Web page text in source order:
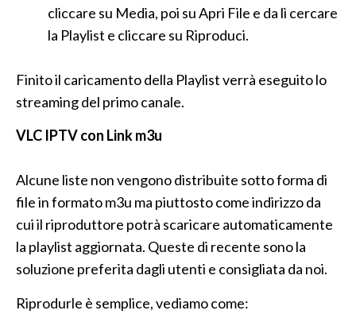
cliccare su Media, poi su Apri File e da lì cercare
la Playlist e cliccare su Riproduci.
Finito il caricamento della Playlist verrà eseguito lo
streaming del primo canale.
VLC IPTV con Link m3u
Alcune liste non vengono distribuite sotto forma di
file in formato m3u ma piuttosto come indirizzo da
cui il riproduttore potrà scaricare automaticamente
la playlist aggiornata. Queste di recente sono la
soluzione preferita dagli utenti e consigliata da noi.
Riprodurle è semplice, vediamo come: